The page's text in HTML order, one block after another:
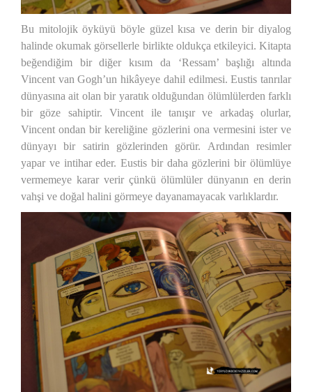
Bu mitolojik öyküyü böyle güzel kısa ve derin bir diyalog
halinde okumak görsellerle birlikte oldukça etkileyici. Kitapta
beğendiğim bir diğer kısım da ‘Ressam’ başlığı altında
Vincent van Gogh’un hikâyeye dahil edilmesi. Eustis tanrılar
dünyasına ait olan bir yaratık olduğundan ölümlülerden farklı
bir göze sahiptir. Vincent ile tanışır ve arkadaş olurlar,
Vincent ondan bir kereliğine gözlerini ona vermesini ister ve
dünyayı bir satirin gözlerinden görür. Ardından resimler
yapar ve intihar eder. Eustis bir daha gözlerini bir ölümlüye
vermemeye karar verir çünkü ölümlüler dünyanın en derin
vahşi ve doğal halini görmeye dayanamayacak varlıklardır.